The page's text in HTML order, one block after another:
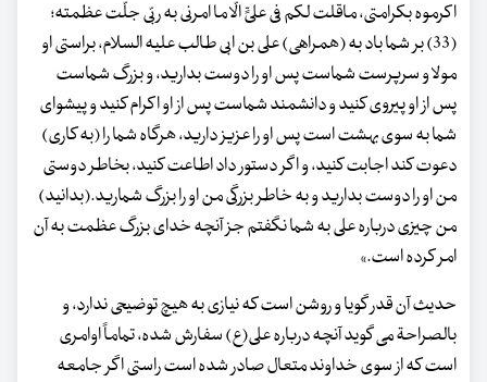
اکرموه بکرامتی، ماقلت لکم فی علیٍّ الّا ما امرنی به ربّی جلّت عظمته؛
(33) بر شما باد به (همراهی) علی بن ابی طالب علیه السلام، براستی او
مولا و سرپرست شماست پس او را دوست بدارید، و بزرگ شماست
پس از او پیروی کنید و دانشمند شماست پس از او اکرام کنید و پیشوای
شما به سوی بهشت است پس او را عزیز دارید، هرگاه شما را (به کاری)
دعوت کند اجابت کنید، و اگر دستور داد اطاعت کنید، بخاطر دوستی
من او را دوست بدارید و به خاطر بزرگی من او را بزرگ شمارید.(بدانید)
من چیزی درباره علی به شما نگفتم جز آنچه خدای بزرگ عظمت به آن
امر کرده است.»
حدیث آن قدر گویا و روشن است که نیازی به هیچ توضیحی ندارد، و
بالصراحة می گوید آنچه درباره علی(ع) سفارش شده، تماماً اوامری
است که از سوی خداوند متعال صادر شده است راستی اگر جامعه